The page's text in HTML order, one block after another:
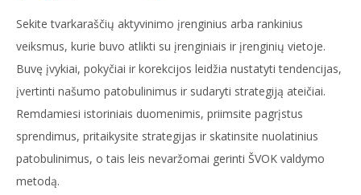
Sekite tvarkaraščių aktyvinimo įrenginius arba rankinius
veiksmus, kurie buvo atlikti su įrenginiais ir įrenginių vietoje.
Buvę įvykiai, pokyčiai ir korekcijos leidžia nustatyti tendencijas,
įvertinti našumo patobulinimus ir sudaryti strategiją ateičiai.
Remdamiesi istoriniais duomenimis, priimsite pagrįstus
sprendimus, pritaikysite strategijas ir skatinsite nuolatinius
patobulinimus, o tais leis nevaržomai gerinti ŠVOK valdymo
metodą.